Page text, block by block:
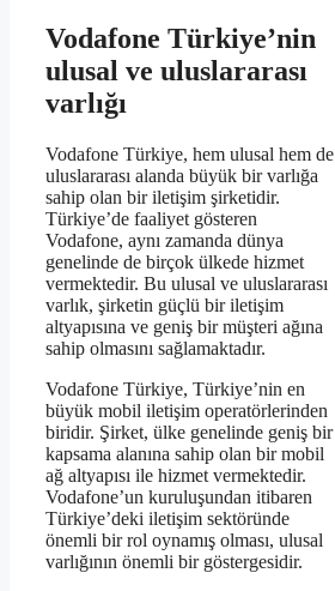
Vodafone Türkiye’nin
ulusal ve uluslararası
varlığı
Vodafone Türkiye, hem ulusal hem de
uluslararası alanda büyük bir varlığa
sahip olan bir iletişim şirketidir.
Türkiye’de faaliyet gösteren
Vodafone, aynı zamanda dünya
genelinde de birçok ülkede hizmet
vermektedir. Bu ulusal ve uluslararası
varlık, şirketin güçlü bir iletişim
altyapısına ve geniş bir müşteri ağına
sahip olmasını sağlamaktadır.
Vodafone Türkiye, Türkiye’nin en
büyük mobil iletişim operatörlerinden
biridir. Şirket, ülke genelinde geniş bir
kapsama alanına sahip olan bir mobil
ağ altyapısı ile hizmet vermektedir.
Vodafone’un kuruluşundan itibaren
Türkiye’deki iletişim sektöründe
önemli bir rol oynamış olması, ulusal
varlığının önemli bir göstergesidir.